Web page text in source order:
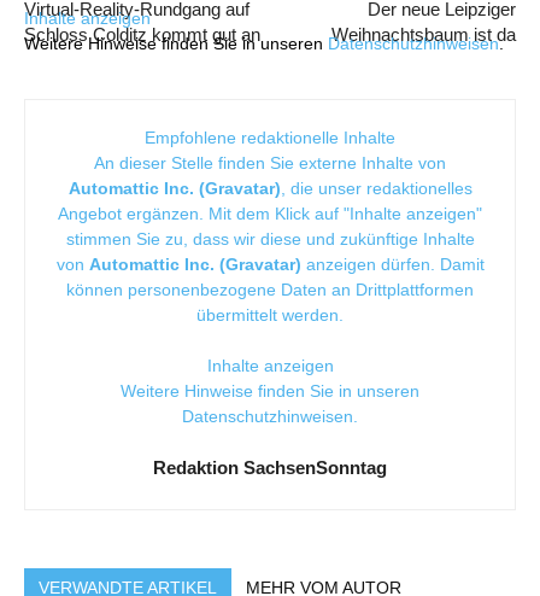
Inhalte anzeigen
Weitere Hinweise finden Sie in unseren Datenschutzhinweisen.
Virtual-Reality-Rundgang auf
Schloss Colditz kommt gut an
Der neue Leipziger
Weihnachtsbaum ist da
Empfohlene redaktionelle Inhalte
An dieser Stelle finden Sie externe Inhalte von
Automattic Inc. (Gravatar) , die unser redaktionelles
Angebot ergänzen. Mit dem Klick auf "Inhalte anzeigen"
stimmen Sie zu, dass wir diese und zukünftige Inhalte
von Automattic Inc. (Gravatar) anzeigen dürfen. Damit
können personenbezogene Daten an Drittplattformen
übermittelt werden.
Inhalte anzeigen
Weitere Hinweise finden Sie in unseren
Datenschutzhinweisen
Redaktion SachsenSonntag
VERWANDTE ARTIKEL MEHR VOM AUTOR